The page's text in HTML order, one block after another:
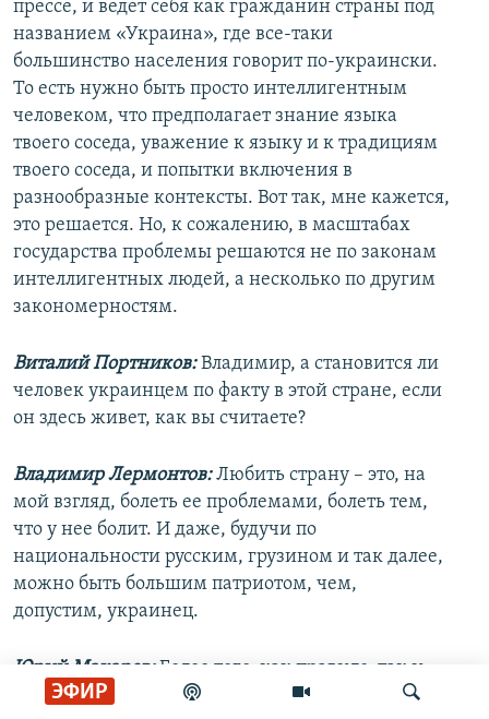
ЭФИР
прессе, и ведет себя как гражданин страны под
названием «Украина», где все-таки
большинство населения говорит по-украински.
То есть нужно быть просто интеллигентным
человеком, что предполагает знание языка
твоего соседа, уважение к языку и к традициям
твоего соседа, и попытки включения в
разнообразные контексты. Вот так, мне кажется,
это решается. Но, к сожалению, в масштабах
государства проблемы решаются не по законам
интеллигентных людей, а несколько по другим
закономерностям.
Виталий Портников:Владимир, а становится ли
человек украинцем по факту в этой стране, если
он здесь живет, как вы считаете?
Владимир Лермонтов:Любить страну – это, на
мой взгляд, болеть ее проблемами, болеть тем,
что у нее болит. И даже, будучи по
национальности русским, грузином и так далее,
можно быть большим патриотом, чем,
допустим, украинец.
Юрий Макаров:Более того, как правило, так и
происходит.